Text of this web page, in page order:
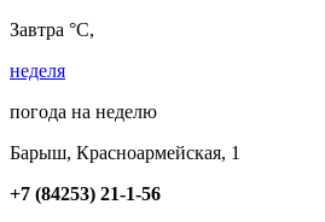
Завтра °C,
неделя
погода на неделю
Барыш, Красноармейская, 1
+7 (84253) 21-1-56